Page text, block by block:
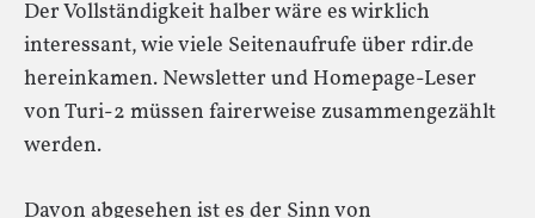
Der Vollständigkeit halber wäre es wirklich
interessant, wie viele Seitenaufrufe über rdir.de
hereinkamen. Newsletter und Homepage-Leser
von Turi-2 müssen fairerweise zusammengezählt
werden.
Davon abgesehen ist es der Sinn von